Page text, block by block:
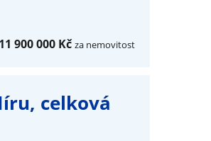
11 900 000 Kč za nemovitost
celková